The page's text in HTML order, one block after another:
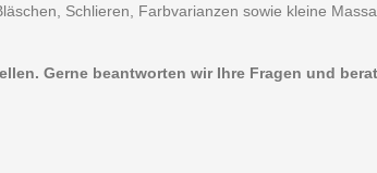
Schlieren, Farbvarianzen sowie kleine
Gerne beantworten wir Ihre Fragen und